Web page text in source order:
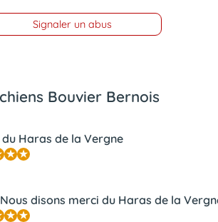
Signaler un abus
Bouvier Bernois
du Haras de la Vergne
Nous disons merci du Haras de la